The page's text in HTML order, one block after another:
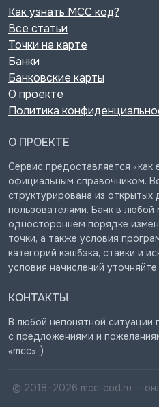
Как узнать MCC код?
Все статьи
Точки на карте
Банки
Банковские карты
О проекте
Политика
О ПРОЕКТЕ
Сервис предоставляется «как
официальным справочником.
структурирована из открытых
пользователями. Банк в
одностороннем порядке
точки, а также условия
категорий кэшбэка, ставки и
условия начислений
КОНТАКТЫ
В любой непонятной ситуации
с предложениями и
«mcc» ;)
© 2018–2026 mcc-cod.ru —